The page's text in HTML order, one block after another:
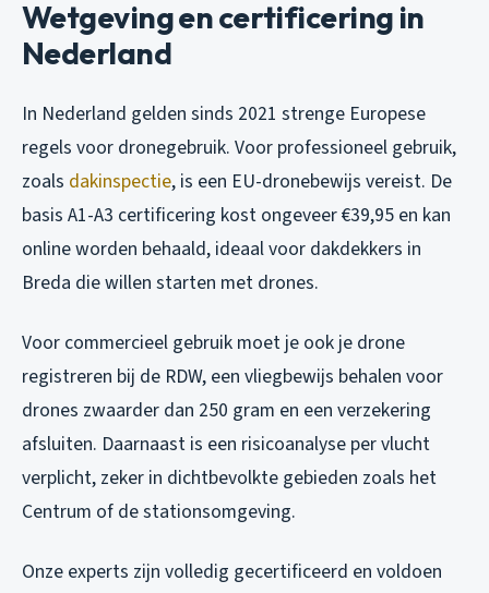
Wetgeving en certificering in
Nederland
In Nederland gelden sinds 2021 strenge Europese
regels voor dronegebruik. Voor professioneel gebruik,
zoals dakinspectie, is een EU-dronebewijs vereist. De
basis A1-A3 certificering kost ongeveer €39,95 en kan
online worden behaald, ideaal voor dakdekkers in
Breda die willen starten met drones.
Voor commercieel gebruik moet je ook je drone
registreren bij de RDW, een vliegbewijs behalen voor
drones zwaarder dan 250 gram en een verzekering
afsluiten. Daarnaast is een risicoanalyse per vlucht
verplicht, zeker in dichtbevolkte gebieden zoals het
Centrum of de stationsomgeving.
Onze experts zijn volledig gecertificeerd en voldoen